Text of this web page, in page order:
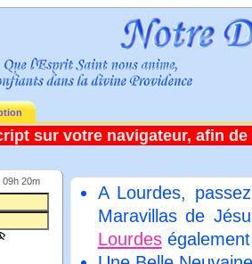
sur votre navigateur, afin
09h 20m
A Lourdes,
Maravillas de
Lourdes